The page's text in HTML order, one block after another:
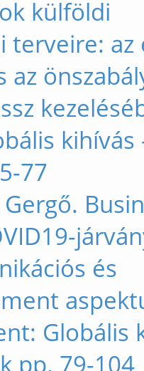
külföldi
terveire: az
az
kihívás
77
és
Globális
pp. 79-104